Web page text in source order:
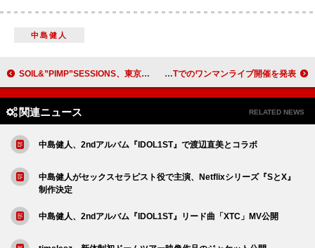
中島健人
SOIL&”PIMP”SESSIONS、東京キネマ倶楽部公演ゲストアーティスト発表 MORE STAR、豊洲PITでのワンマンライブ開催を発表
関連ニュース RELATED NEWS
中島健人、2ndアルバム『IDOL1ST』で渡辺直美とコラボ
中島健人がセックスセラピスト役で主演、Netflixシリーズ『SとX』
制作決定
中島健人、2ndアルバム『IDOL1ST』リード曲「XTC」MV公開